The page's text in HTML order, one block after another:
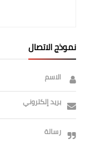
نموذج الاتصال
الاسم
بريد إلكتروني
رسالة